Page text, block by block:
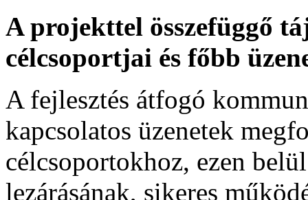
A projekttel összefüggő
célcsoportjai és főbb
A fejlesztés átfogó
kapcsolatos üzenetek
célcsoportokhoz, ezen
lezárásának, sikeres